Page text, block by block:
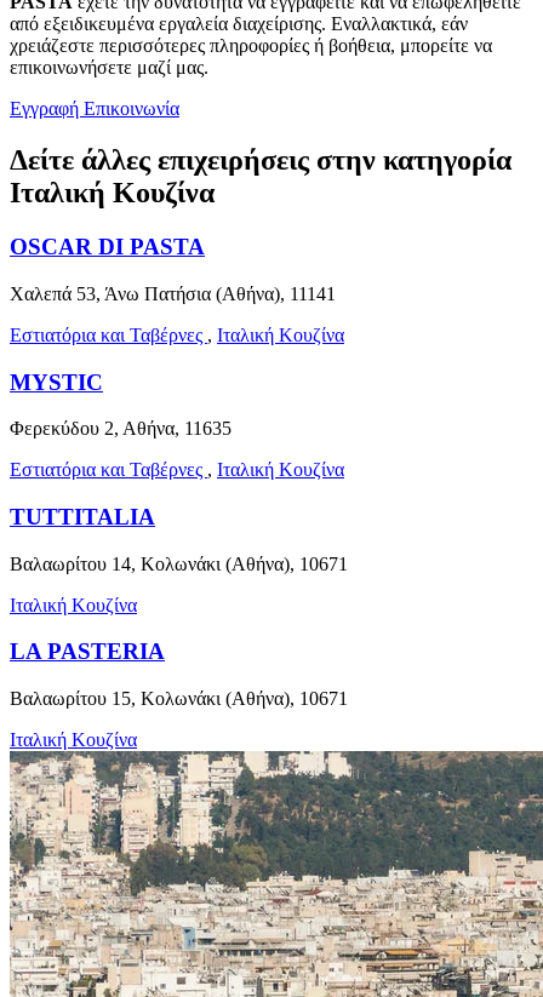
από εξειδικευμένα εργαλεία διαχείρισης. Εναλλακτικά, εάν
χρειάζεστε περισσότερες πληροφορίες ή βοήθεια, μπορείτε να
επικοινωνήσετε μαζί μας.
Εγγραφή Επικοινωνία
Δείτε άλλες επιχειρήσεις στην κατηγορία
Ιταλική Κουζίνα
OSCAR DI PASTA
Χαλεπά 53, Άνω Πατήσια (Αθήνα), 11141
Εστιατόρια και Ταβέρνες , Ιταλική Κουζίνα
MYSTIC
Φερεκύδου 2, Αθήνα, 11635
Εστιατόρια και Ταβέρνες , Ιταλική Κουζίνα
TUTTITALIA
Βαλαωρίτου 14, Κολωνάκι (Αθήνα), 10671
Ιταλική Κουζίνα
LA PASTERIA
Βαλαωρίτου 15, Κολωνάκι (Αθήνα), 10671
Ιταλική Κουζίνα